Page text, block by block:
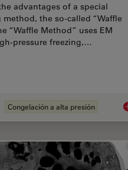
advantages of a special
the so-called “Waffle
“Waffle Method” uses EM
pressure freezing,…
Congelación a alta presión